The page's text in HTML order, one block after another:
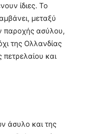
ίδιες. Το
μεταξύ
παροχής ασύλου,
της Ολλανδίας
και
άσυλο και της